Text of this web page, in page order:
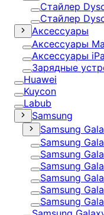
Стайлер
Стайлер
Аксессуары
Аксессуары
Аксессуары
Зарядные
Huawei
Kuycon
Labub
Samsung
Samsung
Samsung
Samsung
Samsung
Samsung
Samsung
Samsung